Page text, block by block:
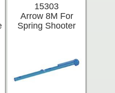
15303
Arrow 8M For
Spring Shooter